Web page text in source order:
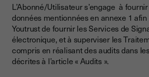
L’Abonné/Utilisateur s’engage à
données mentionnées en annexe 1
Youtrust de fournir les Services de
électronique, et à superviser les
compris en réalisant des audits dans
décrites à l’article « Audits ».